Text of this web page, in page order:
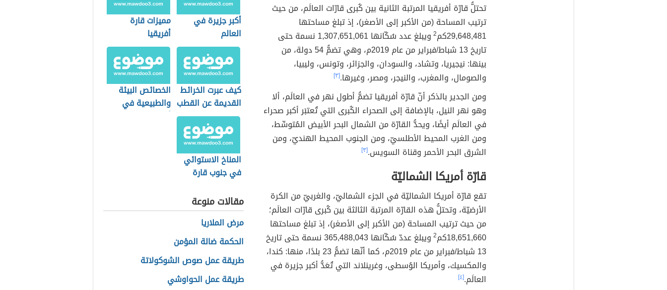
تحتلُّ قارّة أفريقيا المرتبة الثانية بين كُبرى قارّات العالَم، من حيث
ترتيب المساحة (من الأكبر إلى الأصغر)، إذ تبلغ مساحتها
29,648,481كم
2
ويبلغ عدد سُكّانها 1,307,651,061 نسمة حتى
تاريخ 13 شباط/فبراير من عام 2019م، وهي تضمُّ 54 دولة، من
بينها: نيجيريا، وتشاد، والسودان، والجزائر، وتونس، وليبيا،
والصومال، والمغرب، والنيجر، ومصر، وغيرها.[٣]
ومن الجدير بالذكر أنّ قارّة أفريقيا تضمُّ أطول نهر في العالَم، ألا
وهو نهر النيل، بالإضافة إلى الصحراء الكُبرى التي تُعتبَر أكبر صحراء
في العالَم أيضًا، ويحدُّ القارّة من الشمال البحر الأبيض المُتوسِّط،
ومن الغرب المحيط الأطلسيّ، ومن الجنوب المحيط الهنديّ، ومن
الشرق البحر الأحمر وقناة السويس.[٣]
قارّة أمريكا الشماليّة
تقع قارّة أمريكا الشماليّة في الجزء الشماليّ، والغربيّ من الكرة
الأرضيّة، وتحتلُّ هذه القارّة المرتبة الثالثة بين كُبرى قارّات العالَم؛
من حيث ترتيب المساحة (من الأكبر إلى الأصغر)، إذ تبلغ مساحتها
18,651,660كم
2
ويبلغ عددّ سُكّانها 365,488,043 نسمة حتى تاريخ
13 شباط/فبراير من عام 2019م، كما أنّها تضمُّ 23 بلدًا، منها: كندا،
والمكسيك، وأمريكا الوُسطى، وغرينلاند التي تُعَدُّ أكبر جزيرة في
العالَم.[٤]
أكبر جزيرة في
العالم
مميزات قارة
أفريقيا
كيف عبرت الخرائط
القديمة عن القطب
الشمالي؟
الخصائص البيئة
والطبيعية في
أوقيانوسيا
المناخ الاستوائي
في جنوب قارة
مقالات منوعة
مرض الملاريا
الحكمة ضالة المؤمن
طريقة عمل صوص الشوكولاتة
طريقة عمل الحواوشي